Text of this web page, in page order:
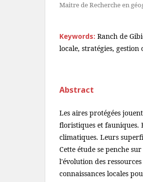
Maitre de Recherche en
Keywords: Ranch de
locale, stratégies, gestion
Abstract
Les aires protégées
floristiques et fauniques.
climatiques. Leurs
Cette étude se penche
l'évolution des
connaissances locales